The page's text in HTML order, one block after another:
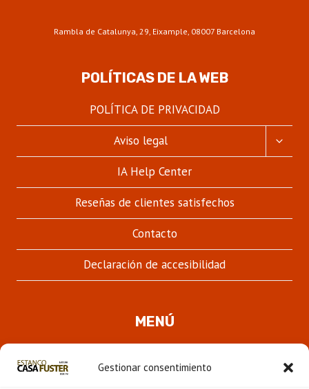
Gestionar consentimiento
Rambla de Catalunya, 29, Eixample, 08007 Barcelona
POLÍTICAS DE LA WEB
POLÍTICA DE PRIVACIDAD
Aviso legal
IA Help Center
Reseñas de clientes satisfechos
Contacto
Declaración de accesibilidad
MENÚ